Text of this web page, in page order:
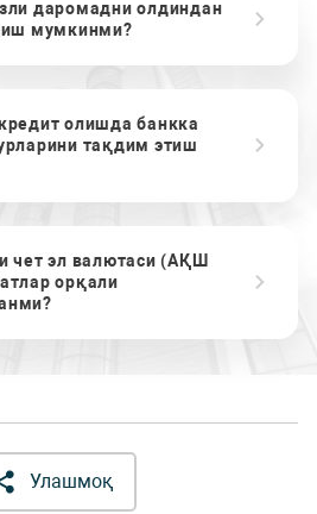
даромадни олдиндан
мумкинми?
олишда банкка
тақдим этиш
чет эл валютаси (АҚШ
орқали
Улашмоқ